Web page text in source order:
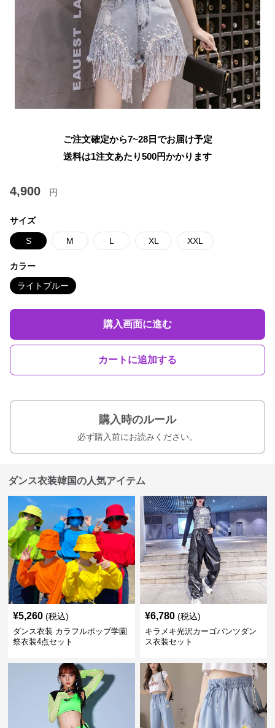
ご注文確定から7~28日でお届け予定
送料は1注文あたり500円かかります
4,900 円
サイズ
S M L XL XXL
カラー
ライトブルー
購入画面に進む
カートに追加する
購入時のルール
必ず購入前にお読みください。
ダンス衣装韓国の人気アイテム
¥5,260 (税込)
ダンス衣装 カラフルポップ学園
祭衣装4点セット
¥6,780 (税込)
キラメキ光沢カーゴパンツダン
ス衣装セット